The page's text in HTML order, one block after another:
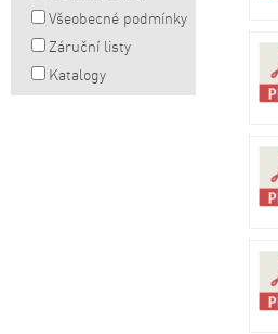
Všeobecné podmínky
Záruční listy
Katalogy